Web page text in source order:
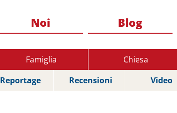
Noi Blog
Famiglia Chiesa
Reportage Recensioni Video